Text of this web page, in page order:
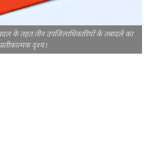
के तहत तीन उपजिलाधिकारियों के तबादले का
प्रतीकात्मक दृश्य।